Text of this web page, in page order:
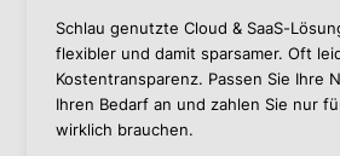
Schlau genutzte Cloud & SaaS-
flexibler und damit sparsamer. Oft
Kostentransparenz. Passen Sie Ihre
Ihren Bedarf an und zahlen Sie nur
wirklich brauchen.
Kontaktieren Sie mich, wenn Sie